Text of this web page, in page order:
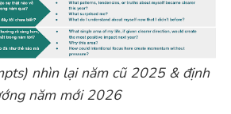
nhìn lại năm cũ 2025 & định
năm mới 2026